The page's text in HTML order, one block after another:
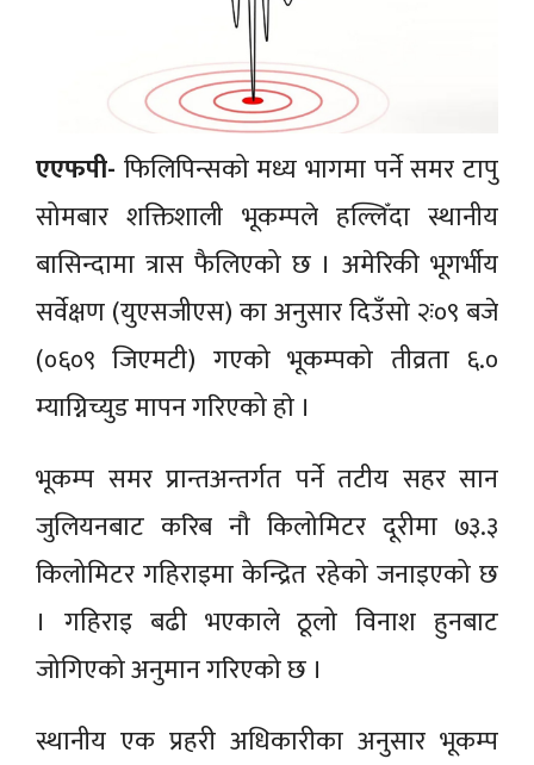
एएफपी- फिलिपिन्सको मध्य भागमा पर्ने समर टापु
सोमबार शक्तिशाली भूकम्पले हल्लिँदा स्थानीय
बासिन्दामा त्रास फैलिएको छ । अमेरिकी भूगर्भीय
सर्वेक्षण (युएसजीएस) का अनुसार दिउँसो २ः०९ बजे
(०६०९ जिएमटी) गएको भूकम्पको तीव्रता ६.०
म्याग्निच्युड मापन गरिएको हाे ।
भूकम्प समर प्रान्तअन्तर्गत पर्ने तटीय सहर सान
जुलियनबाट करिब नौ किलोमिटर दूरीमा ७३.३
किलोमिटर गहिराइमा केन्द्रित रहेको जनाइएको छ
। गहिराइ बढी भएकाले ठूलो विनाश हुनबाट
जोगिएको अनुमान गरिएको छ ।
स्थानीय एक प्रहरी अधिकारीका अनुसार भूकम्प